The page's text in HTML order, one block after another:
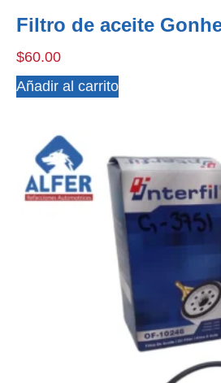
Filtro de aceite
$60.00
Añadir al carrito